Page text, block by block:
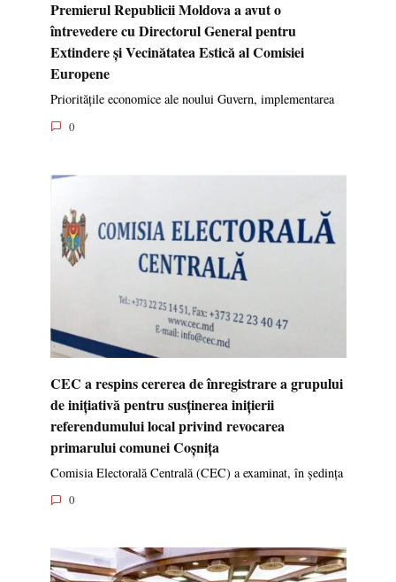
Premierul Republicii Moldova a avut o
întrevedere cu Directorul General pentru
Extindere și Vecinătatea Estică al Comisiei
Europene
Prioritățile economice ale noului Guvern, implementarea
0
CEC a respins cererea de înregistrare a grupului
de inițiativă pentru susținerea inițierii
referendumului local privind revocarea
primarului comunei Coșnița
Comisia Electorală Centrală (CEC) a examinat, în ședința
0